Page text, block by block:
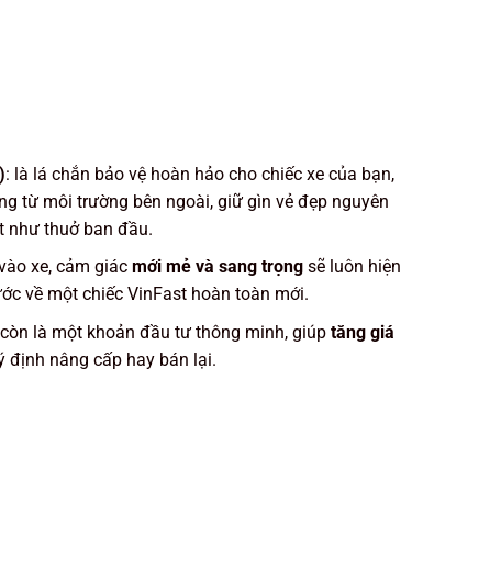
: là lá chắn bảo vệ hoàn hảo cho chiếc xe của bạn,
từ môi trường bên ngoài, giữ gìn vẻ đẹp nguyên
như thuở ban đầu.
xe, cảm giác mới mẻ và sang trọngsẽ luôn hiện
về một chiếc VinFast hoàn toàn mới.
là một khoản đầu tư thông minh, giúp tăng giá
định nâng cấp hay bán lại.